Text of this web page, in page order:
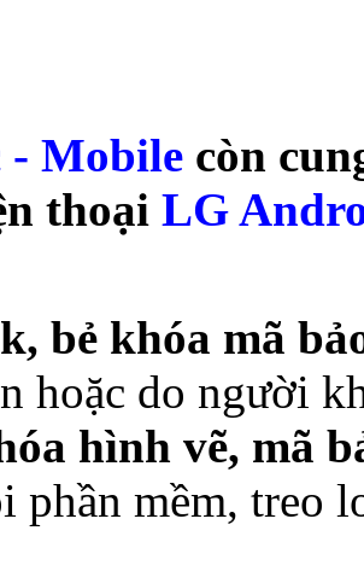
- Mobile còn
thoại LG
bẻ khóa mã
hoặc do người
hình vẽ, mã
phần mềm, treo